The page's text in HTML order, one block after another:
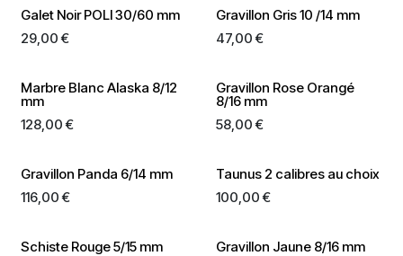
Galet Noir POLI 30/60 mm
29,00€
Gravillon Gris 10 /14 mm
47,00€
Marbre Blanc Alaska 8/12
mm
128,00€
Gravillon Rose Orangé
8/16 mm
58,00€
Gravillon Panda 6/14 mm
116,00€
Taunus 2 calibres au choix
100,00€
Schiste Rouge 5/15 mm
Gravillon Jaune 8/16 mm